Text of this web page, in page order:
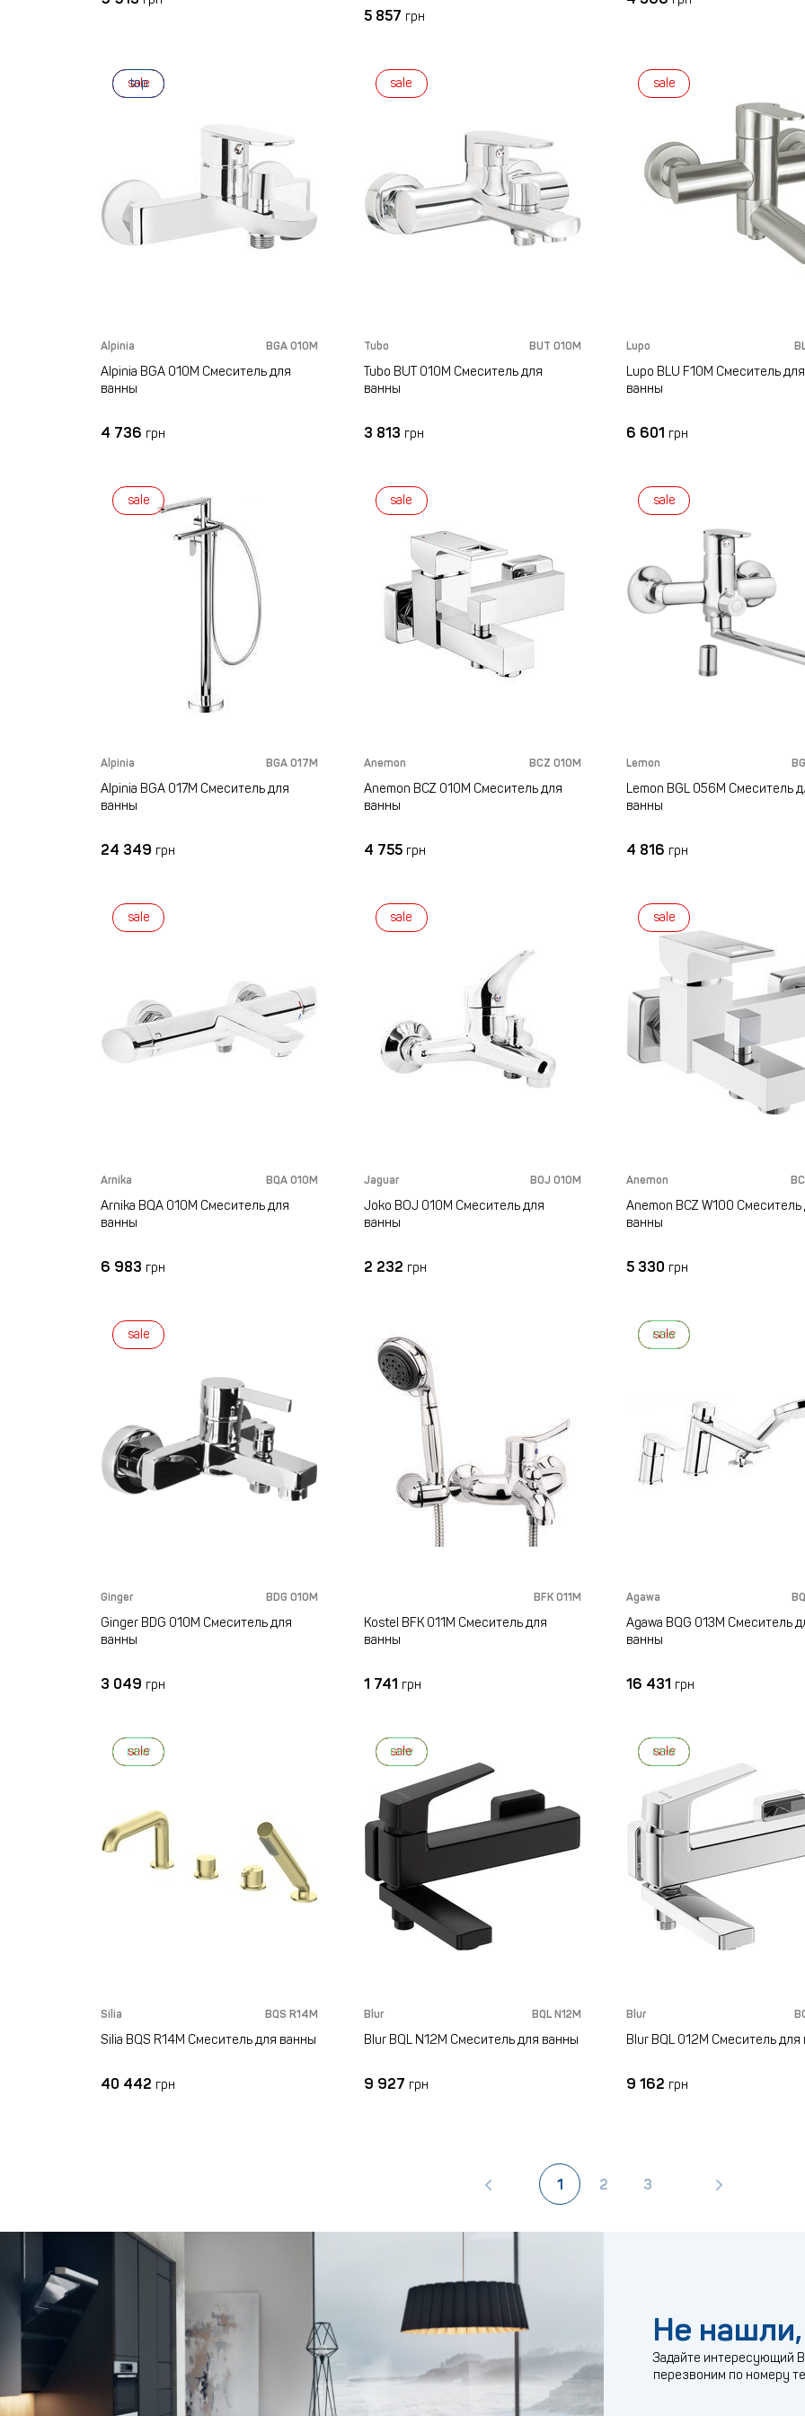
5 857 грн
sale
top
Alpinia BGA 010M
Alpinia BGA 010M Смеситель для
ванны
4 736 грн
sale
Tubo BUT 010M
Tubo BUT 010M Смеситель для
ванны
3 813 грн
sale
Lupo
Lupo BLU F10M Смеситель для
ванны
6 601 грн
sale
Alpinia BGA 017M
Alpinia BGA 017M Смеситель для
ванны
24 349 грн
sale
Anemon BCZ 010M
Anemon BCZ 010M Смеситель для
ванны
4 755 грн
sale
Lemon
Lemon BGL 056M Смеситель
ванны
4 816 грн
sale
Arnika BQA 010M
Arnika BQA 010M Смеситель для
ванны
6 983 грн
sale
Jaguar BOJ 010M
Joko BOJ 010M Смеситель для
ванны
2 232 грн
sale
Anemon
Anemon BCZ W100 Смеситель
ванны
5 330 грн
sale
Ginger BDG 010M
Ginger BDG 010M Смеситель для
ванны
3 049 грн
BFK 011M
Kostel BFK 011M Смеситель для
ванны
1 741 грн
sale
new
Agawa
Agawa BQG 013M Смеситель
ванны
16 431 грн
sale
new
Silia BQS R14M
Silia BQS R14M Смеситель для ванны
40 442 грн
sale
new
Blur BQL N12M
Blur BQL N12M Смеситель для ванны
9 927 грн
sale
new
Blur
Blur BQL 012M Смеситель для
9 162 грн
1 2 3
Не
Задайте интересующий
перезвоним по номеру